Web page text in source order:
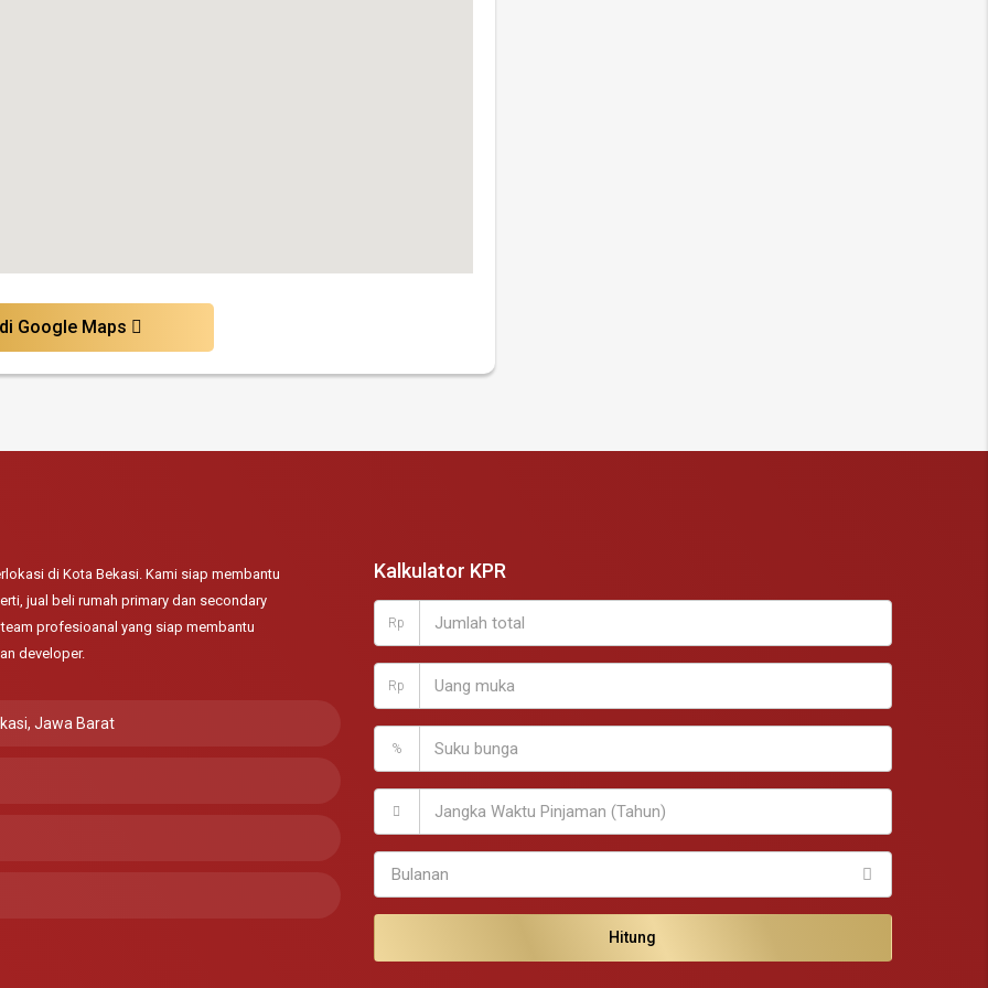
Google Maps
di Kota Bekasi. Kami siap membantu
jual beli rumah primary dan secondary
profesioanal yang siap membantu
developer.
Jawa Barat
Kalkulator KPR
Rp
Rp
%
Bulanan
Hitung